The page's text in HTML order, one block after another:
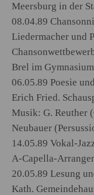
Meersburg in der
08.04.89
Liedermacher und
Brel im Gymnasium
06.05.89 Poesie
Erich Fried.
Musik: G. Reuther
Neubauer
14.05.89 Vokal-
A-Capella-
20.05.89 Lesung
Kath.